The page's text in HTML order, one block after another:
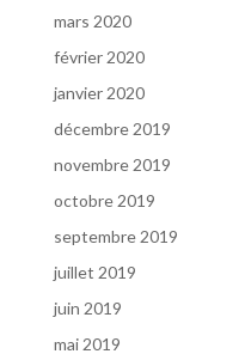
mars 2020
février 2020
janvier 2020
décembre 2019
novembre 2019
octobre 2019
septembre 2019
juillet 2019
juin 2019
mai 2019